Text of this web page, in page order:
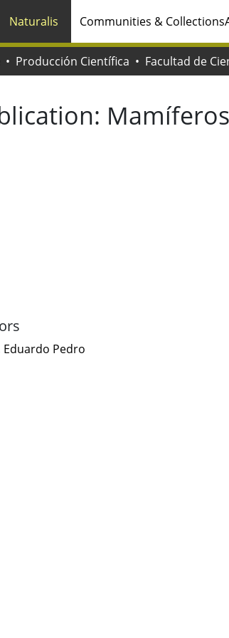
Naturalis Communities & Collections
Producción Científica
Eduardo Pedro